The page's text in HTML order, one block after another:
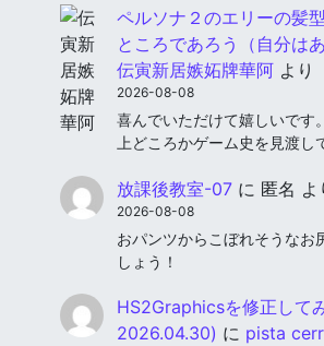
ペルソナ２のエリーの髪
ところであろう（自分は
伝寅新居嫉妬牌華阿 より
2026-08-08
喜んでいただけて嬉しいです
上どころかゲーム史を見渡し
放課後教室-07 に 匿名 よ
2026-08-08
おパンツからこぼれそうなお
しょう！
HS2Graphicsを修正して
2026.04.30) に pista